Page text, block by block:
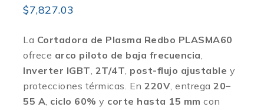
$7,827.03
La Cortadora de Plasma Redbo PLASMA60
ofrece arco piloto de baja frecuencia,
Inverter IGBT, 2T/4T, post-flujo ajustable y
protecciones térmicas. En 220V, entrega 20–
55 A, ciclo 60% y corte hasta 15 mm con